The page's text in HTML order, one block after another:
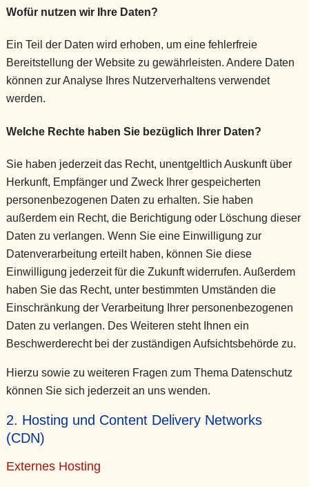
Wofür nutzen wir Ihre Daten?
Ein Teil der Daten wird erhoben, um eine fehlerfreie
Bereitstellung der Website zu gewährleisten. Andere Daten
können zur Analyse Ihres Nutzerverhaltens verwendet
werden.
Welche Rechte haben Sie bezüglich Ihrer Daten?
Sie haben jederzeit das Recht, unentgeltlich Auskunft über
Herkunft, Empfänger und Zweck Ihrer gespeicherten
personenbezogenen Daten zu erhalten. Sie haben
außerdem ein Recht, die Berichtigung oder Löschung dieser
Daten zu verlangen. Wenn Sie eine Einwilligung zur
Datenverarbeitung erteilt haben, können Sie diese
Einwilligung jederzeit für die Zukunft widerrufen. Außerdem
haben Sie das Recht, unter bestimmten Umständen die
Einschränkung der Verarbeitung Ihrer personenbezogenen
Daten zu verlangen. Des Weiteren steht Ihnen ein
Beschwerderecht bei der zuständigen Aufsichtsbehörde zu.
Hierzu sowie zu weiteren Fragen zum Thema Datenschutz
können Sie sich jederzeit an uns wenden.
2. Hosting und Content Delivery Networks
(CDN)
Externes Hosting